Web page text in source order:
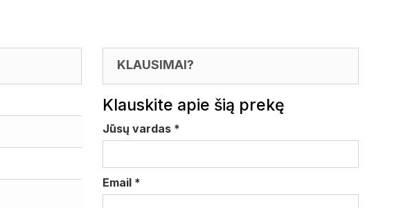
KLAUSIMAI?
Klauskite apie šią prekę
Jūsų vardas *
Email *